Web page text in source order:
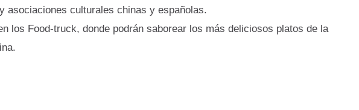
asociaciones culturales chinas y españolas.
los Food-truck, donde podrán saborear los más deliciosos platos de la